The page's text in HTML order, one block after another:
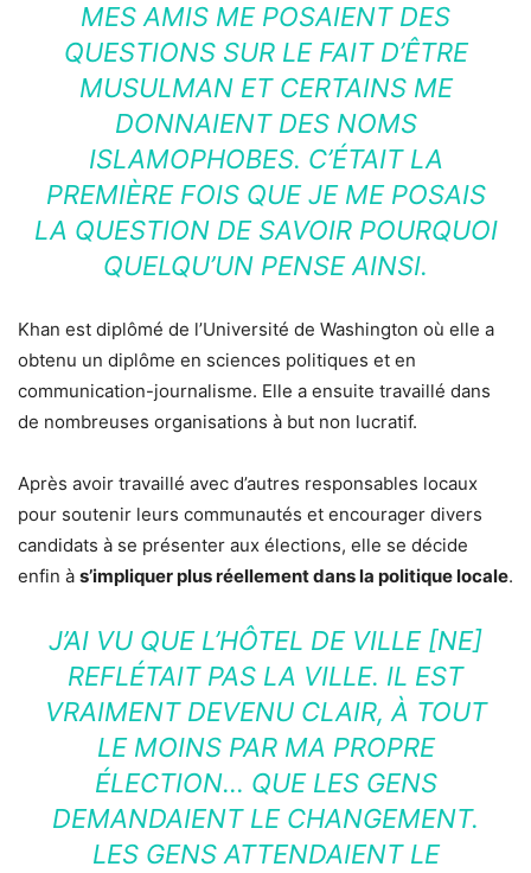
MES AMIS ME POSAIENT DES
QUESTIONS SUR LE FAIT D’ÊTRE
MUSULMAN ET CERTAINS ME
DONNAIENT DES NOMS
ISLAMOPHOBES. C’ÉTAIT LA
PREMIÈRE FOIS QUE JE ME POSAIS
LA QUESTION DE SAVOIR POURQUOI
QUELQU’UN PENSE AINSI.
Khan est diplômé de l’Université de Washington où elle a
obtenu un diplôme en sciences politiques et en
communication-journalisme. Elle a ensuite travaillé dans
de nombreuses organisations à but non lucratif.
Après avoir travaillé avec d’autres responsables locaux
pour soutenir leurs communautés et encourager divers
candidats à se présenter aux élections, elle se décide
enfin à s’impliquer plus réellement dans la politique locale.
J’AI VU QUE L’HÔTEL DE VILLE [NE]
REFLÉTAIT PAS LA VILLE. IL EST
VRAIMENT DEVENU CLAIR, À TOUT
LE MOINS PAR MA PROPRE
ÉLECTION… QUE LES GENS
DEMANDAIENT LE CHANGEMENT.
LES GENS ATTENDAIENT LE